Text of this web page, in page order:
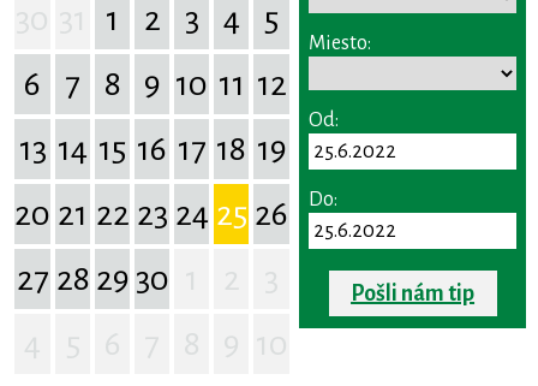
1 2 3 4
5
6
7 8 9 10 11 12
13 14 15 16 17 18 19
20 21 22 23 24 25 26
27 28 29 30
Miesto:
Od:
Do:
Pošli nám tip